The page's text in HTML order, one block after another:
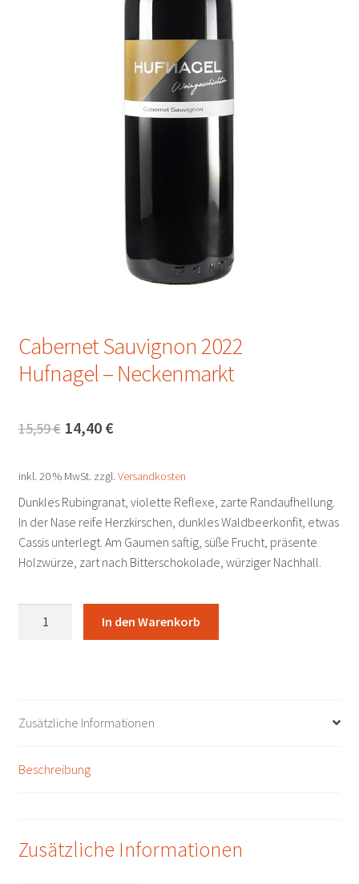
Cabernet Sauvignon 2022
Hufnagel – Neckenmarkt
15,59€ Ursprünglicher
war:
15,59 €
14,40 €Aktueller
ist:
14,40 €.
inkl. 20 % MwSt. zzgl. Versandkosten
Dunkles Rubingranat, violette Reflexe, zarte Randaufhellung.
In der Nase reife Herzkirschen, dunkles Waldbeerkonfit, etwas
Cassis unterlegt. Am Gaumen saftig, süße Frucht, präsente
Holzwürze, zart nach Bitterschokolade, würziger Nachhall.
Menge
In den Warenkorb
Zusätzliche Informationen
Beschreibung
Zusätzliche Informationen